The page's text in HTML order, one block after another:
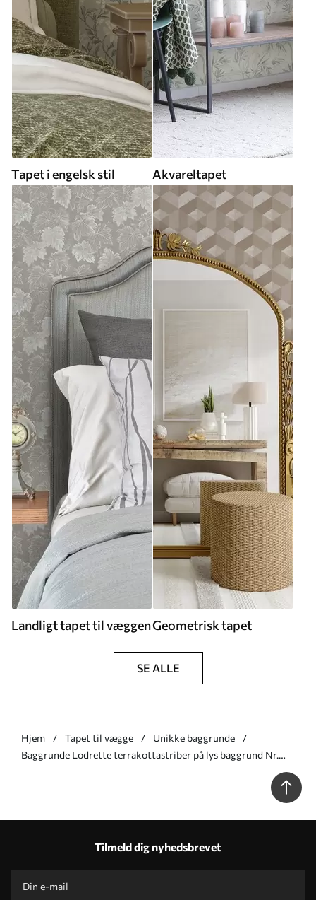
Tapet i engelsk stil Akvareltapet
Landligt tapet til væggenGeometrisk tapet
SE ALLE
Hjem Tapet til vægge
Unikke baggrunde
Baggrunde Lodrette terrakottastriber på lys baggrund Nr.
Tilmeld dig nyhedsbrevet